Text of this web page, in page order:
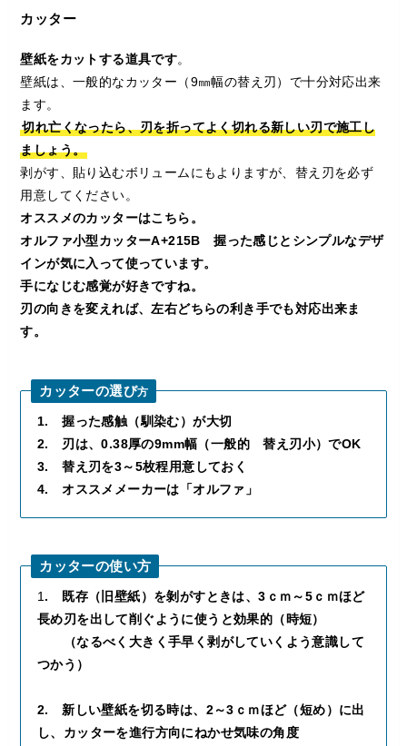
カッター
壁紙をカットする道具です。
壁紙は、一般的なカッター（9㎜幅の替え刃）で十分対応出来
ます。
切れ亡くなったら、刃を折ってよく切れる新しい刃で施工し
ましょう。
剥がす、貼り込むボリュームにもよりますが、替え刃を必ず
用意してください。
オススメのカッターはこちら。
オルファ小型カッターA+215B 握った感じとシンプルなデザ
インが気に入って使っています。
手になじむ感覚が好きですね。
刃の向きを変えれば、左右どちらの利き手でも対応出来ま
す。
カッターの選び方
1. 握った感触（馴染む）が大切
2. 刃は、0.38厚の9mm幅（一般的 替え刃小）でOK
3. 替え刃を3～5枚程用意しておく
4. オススメメーカーは「オルファ」
カッターの使い方
1 . 既存（旧壁紙）を剝がすときは、3ｃｍ～5ｃｍほど
長め刃を出して削ぐように使うと効果的（時短）
（なるべく大きく手早く剥がしていくよう意識して
つかう）
2. 新しい壁紙を切る時は、2～3ｃｍほど（短め）に出
し、カッターを進行方向にねかせ気味の角度